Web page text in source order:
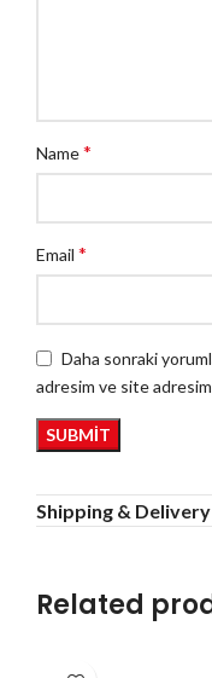
Name*
Email *
Daha sonraki
adresim ve site
Shipping & Delivery
Related